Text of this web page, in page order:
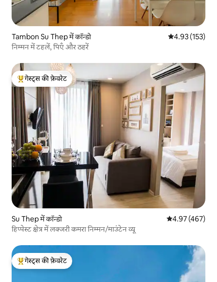
Tambon Su Thep में कॉन्डो औसत रेटिंग 5 में से
4.93 (153)
निम्मन में टहलें, पिएँ और ठहरें
गेस्ट्स का टॉप फ़ेवरेट
गेस्ट्स की फ़ेवरेट
Su Thep में कॉन्डो औसत रेटिंग 5 में से
4.97 (467)
हिप्पेस्ट क्षेत्र में लक्जरी कमरा निम्मन/माउंटेन व्यू
गेस्ट्स का टॉप फ़ेवरेट
गेस्ट्स की फ़ेवरेट